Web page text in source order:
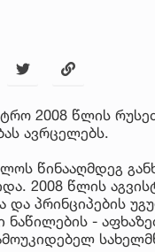
2008 წლის
ავრცელებს.
წინააღმდეგ
2008 წლის
და პრინციპების
-